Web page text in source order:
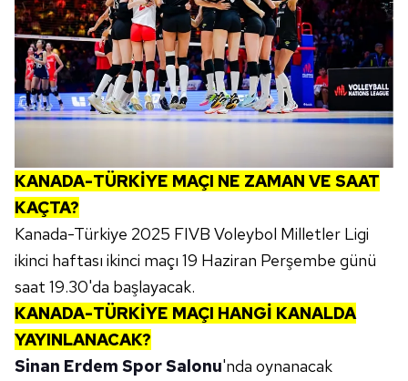
KANADA-TÜRKİYE MAÇI NE ZAMAN VE SAAT
KAÇTA?
Kanada-Türkiye 2025 FIVB Voleybol Milletler Ligi
ikinci haftası ikinci maçı 19 Haziran Perşembe günü
saat 19.30'da başlayacak.
KANADA-TÜRKİYE MAÇI HANGİ KANALDA
YAYINLANACAK?
Sinan Erdem Spor Salonu'nda oynanacak